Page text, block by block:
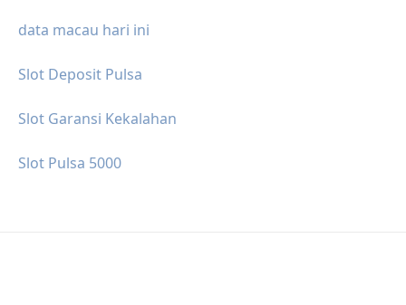
data macau hari ini
Slot Deposit Pulsa
Slot Garansi Kekalahan
Slot Pulsa 5000